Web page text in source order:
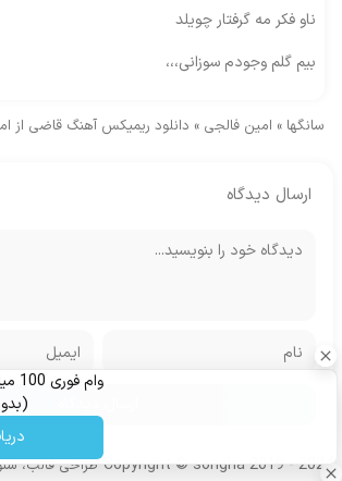
ناو فکر مه گرفتار چویلد
بیم گلم وجودم سوزانی،،،
سانگها » امین فالجی » دانلود ریمیکس آهنگ قاضی از
ارسال دیدگاه
Copyright © songha 2019 - 2024 طراحی قالب،